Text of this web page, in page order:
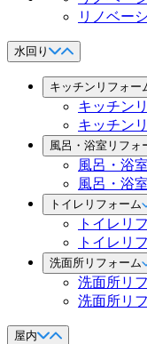
リノベー
水回り
キッチンリフォー
キッチン
キッチン
風呂・浴室リフォ
風呂・浴
風呂・浴
トイレリフォーム
トイレリ
トイレリ
洗面所リフォーム
洗面所リ
洗面所リ
屋内